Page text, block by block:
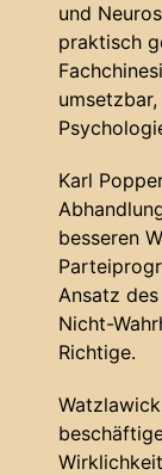
und
praktisch
Karl
besseren
Ansatz
Nicht-
Richtige.